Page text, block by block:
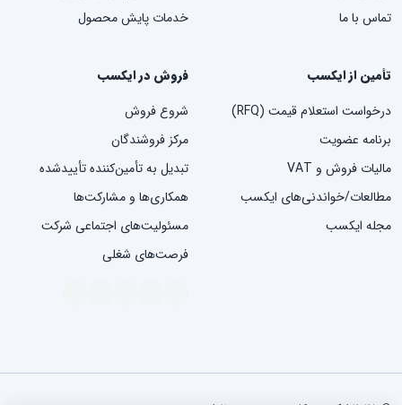
تماس با ما
خدمات پایش محصول
تأمین از ایکسب
درخواست استعلام قیمت (RFQ)
برنامه عضویت
مالیات فروش و VAT
مطالعات/خواندنی‌های ایکسب
مجله ایکسب
فروش در ایکسب
شروع فروش
مرکز فروشندگان
تبدیل به تأمین‌کننده تأییدشده
همکاری‌ها و مشارکت‌ها
مسئولیت‌های اجتماعی شرکت
فرصت‌های شغلی